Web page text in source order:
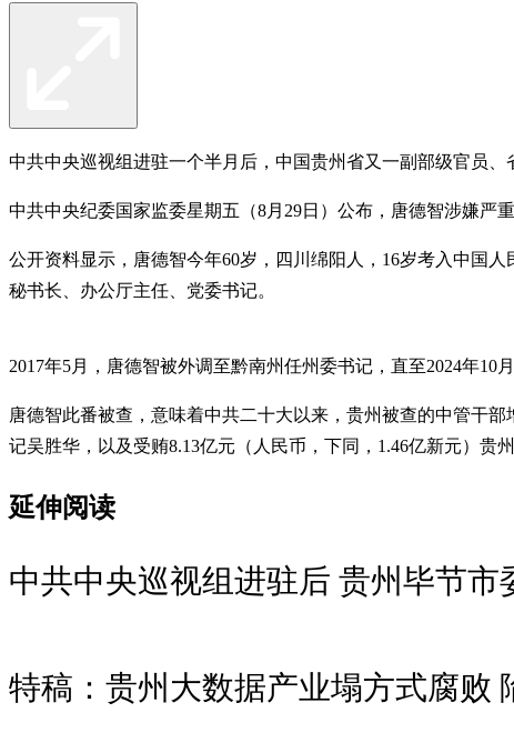
中共中央巡视组进驻一个半月后，中国贵州省又一副部级官员
中共中央纪委国家监委星期五（8月29日）公布，唐德智涉嫌严
公开资料显示，唐德智今年60岁，四川绵阳人，16岁考入中国
秘书长、办公厅主任、党委书记。
2017年5月，唐德智被外调至黔南州任州委书记，直至2024年10
唐德智此番被查，意味着中共二十大以来，贵州被查的中管干
记吴胜华，以及受贿8.13亿元（人民币，下同，1.46亿新元）贵
延伸阅读
中共中央巡视组进驻后 贵州毕节市
特稿：贵州大数据产业塌方式腐败